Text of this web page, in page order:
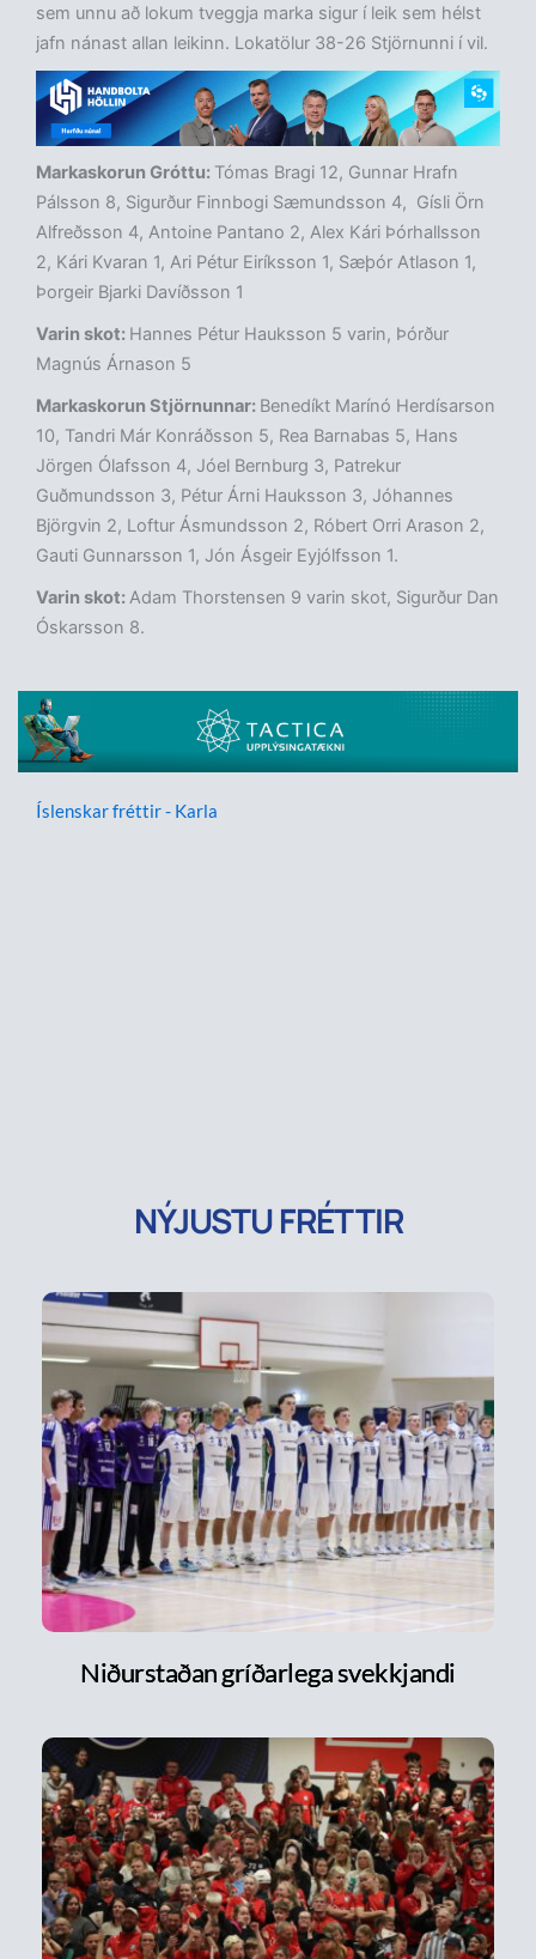
sem unnu að lokum tveggja marka sigur í leik sem hélst
jafn nánast allan leikinn. Lokatölur 38-26 Stjörnunni í vil.
Markaskorun Gróttu: Tómas Bragi 12, Gunnar Hrafn
Pálsson 8, Sigurður Finnbogi Sæmundsson 4, Gísli Örn
Alfreðsson 4, Antoine Pantano 2, Alex Kári Þórhallsson
2, Kári Kvaran 1, Ari Pétur Eiríksson 1, Sæþór Atlason 1,
Þorgeir Bjarki Davíðsson 1
Varin skot: Hannes Pétur Hauksson 5 varin, Þórður
Magnús Árnason 5
Markaskorun Stjörnunnar: Benedíkt Marínó Herdísarson
10, Tandri Már Konráðsson 5, Rea Barnabas 5, Hans
Jörgen Ólafsson 4, Jóel Bernburg 3, Patrekur
Guðmundsson 3, Pétur Árni Hauksson 3, Jóhannes
Björgvin 2, Loftur Ásmundsson 2, Róbert Orri Arason 2,
Gauti Gunnarsson 1, Jón Ásgeir Eyjólfsson 1.
Varin skot:Adam Thorstensen 9 varin skot, Sigurður Dan
Óskarsson 8.
Íslenskar fréttir - Karla
NÝJUSTU FRÉTTIR
Niðurstaðan gríðarlega svekkjandi